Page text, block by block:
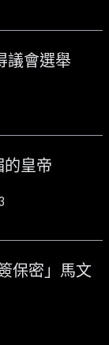
議會選舉
的皇帝
保密」馬文